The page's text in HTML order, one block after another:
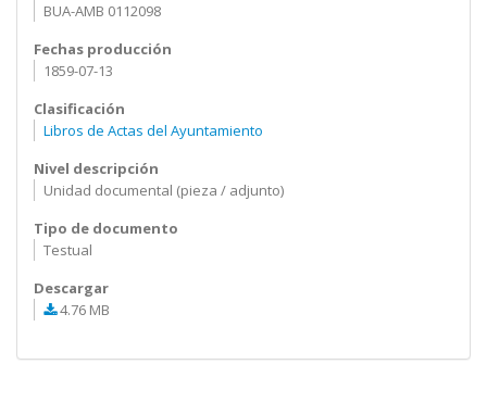
BUA-AMB 0112098
Fechas producción
1859-07-13
Clasificación
Libros de Actas del Ayuntamiento
Nivel descripción
Unidad documental (pieza / adjunto)
Tipo de documento
Testual
Descargar
4.76 MB